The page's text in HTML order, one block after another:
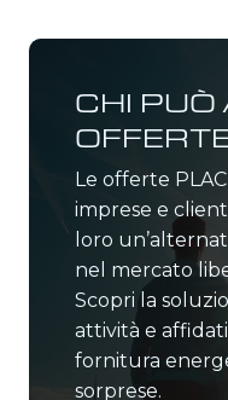
CHI PUÒ
Le offerte
imprese e
loro
nel mercato
Scopri la
attività e
fornitura
sorprese.